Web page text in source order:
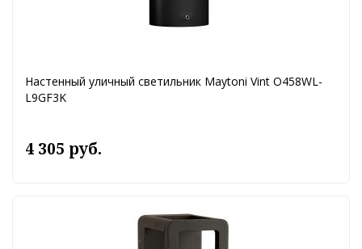
Настенный уличный светильник Maytoni Vint O458WL-
L9GF3K
4 305 руб.